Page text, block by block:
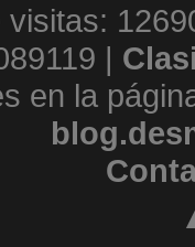
visitas:
|
en la